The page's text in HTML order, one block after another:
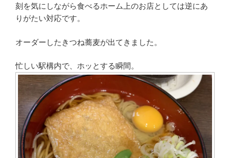
刻を気にしながら食べるホーム上のお店としては逆にあ
りがたい対応です。
オーダーしたきつね蕎麦が出てきました。
忙しい駅構内で、ホッとする瞬間。